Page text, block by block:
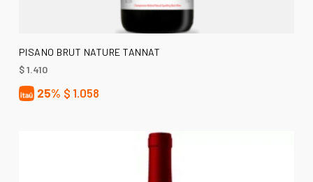
LEER MÁS
PISANO BRUT NATURE TANNAT
$1.410
25% $ 1.058